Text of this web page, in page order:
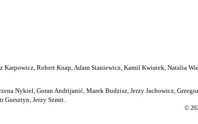
Karpowicz, Robert Knap, Adam Staniewicz, Kamil Kwiatek, Natalia
Nykiel, Goran Andrijanić, Marek Budzisz, Jerzy Jachowicz,
Gursztyn, Jerzy Szmit.
©